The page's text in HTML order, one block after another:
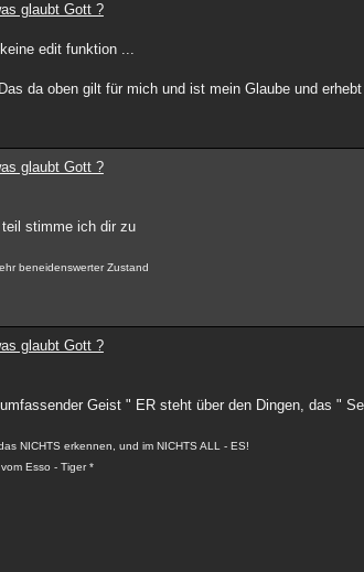
glaubt Gott ?
edit funktion ...
da oben gilt für mich und ist mein Glaube und
glaubt Gott ?
stimme ich dir zu
beneidenswerter Zustand
glaubt Gott ?
Geist " ER steht über den Dingen, das "
NICHTS erkennen, und im NICHTS ALL - ES!
Esso - Tiger *